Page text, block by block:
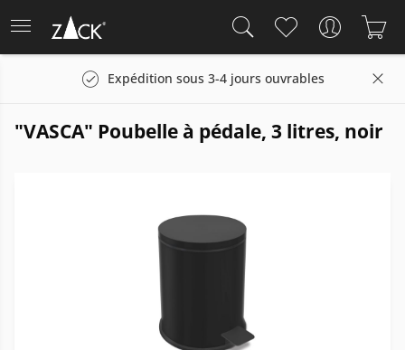
Expédition sous 3-4 jours ouvrables
"VASCA" Poubelle à pédale, 3 litres, noir